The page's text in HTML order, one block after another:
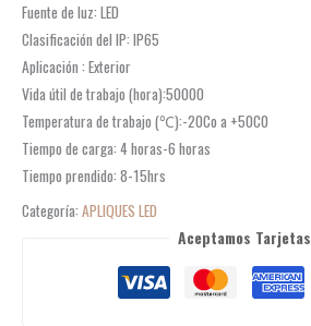
Fuente de luz: LED
Clasificación del IP: IP65
Aplicación : Exterior
Vida útil de trabajo (hora):50000
Temperatura de trabajo (℃):-20Co a +50C0
Tiempo de carga: 4 horas-6 horas
Tiempo prendido: 8-15hrs
Categoría: APLIQUES LED
Aceptamos Tarjetas